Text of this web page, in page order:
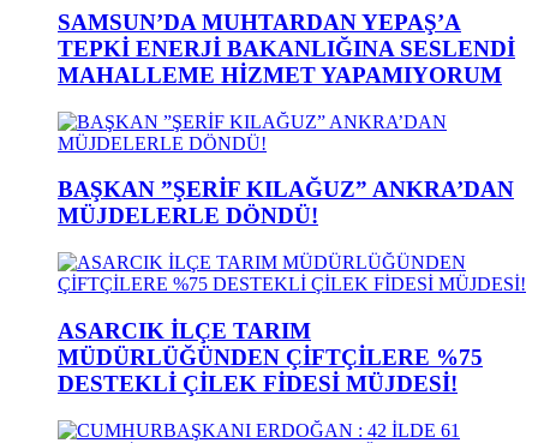
SAMSUN’DA MUHTARDAN YEPAŞ’A
TEPKİ ENERJİ BAKANLIĞINA SESLENDİ
MAHALLEME HİZMET YAPAMIYORUM
BAŞKAN ”ŞERİF KILAĞUZ” ANKRA’DAN
MÜJDELERLE DÖNDÜ!
ASARCIK İLÇE TARIM
MÜDÜRLÜĞÜNDEN ÇİFTÇİLERE %75
DESTEKLİ ÇİLEK FİDESİ MÜJDESİ!